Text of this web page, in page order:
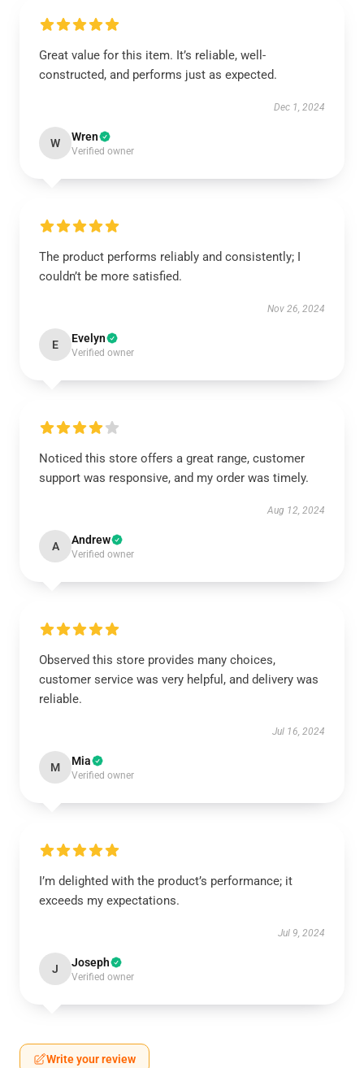
Great value for this item. It’s reliable, well-
constructed, and performs just as expected.
Dec 1, 2024
W Wren
Verified owner
The product performs reliably and consistently; I
couldn’t be more satisfied.
Nov 26, 2024
E Evelyn
Verified owner
Noticed this store offers a great range, customer
support was responsive, and my order was timely.
Aug 12, 2024
A Andrew
Verified owner
Observed this store provides many choices,
customer service was very helpful, and delivery was
reliable.
Jul 16, 2024
M Mia
Verified owner
I’m delighted with the product’s performance; it
exceeds my expectations.
Jul 9, 2024
J Joseph
Verified owner
Write your review